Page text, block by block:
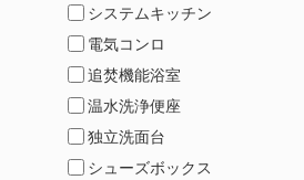
システムキッチン
電気コンロ
追焚機能浴室
温水洗浄便座
独立洗面台
シューズボックス